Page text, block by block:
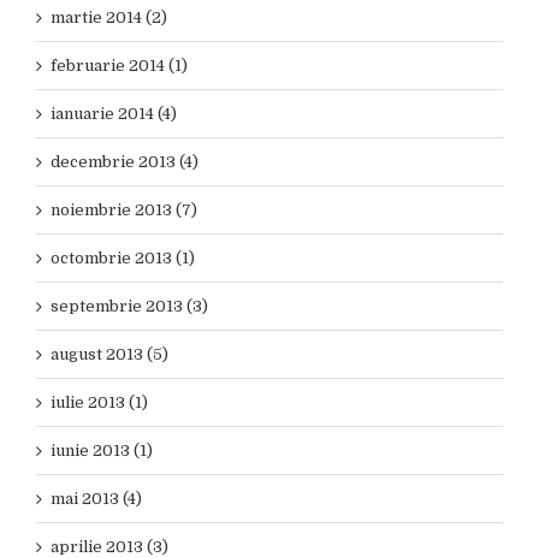
martie 2014 (2)
februarie 2014 (1)
ianuarie 2014 (4)
decembrie 2013 (4)
noiembrie 2013 (7)
octombrie 2013 (1)
septembrie 2013 (3)
august 2013 (5)
iulie 2013 (1)
iunie 2013 (1)
mai 2013 (4)
aprilie 2013 (3)